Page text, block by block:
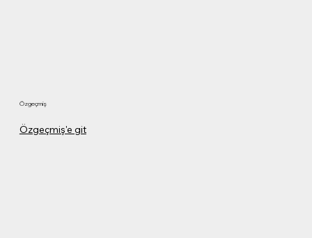
Özgeçmiş
Özgeçmiş'e git